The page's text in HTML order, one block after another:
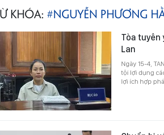
KHÓA: #NGUYỄN PHƯƠNG
Tòa tuyên
Lan
Ngày 15-4,
tội lợi dụng
lợi ích hợp